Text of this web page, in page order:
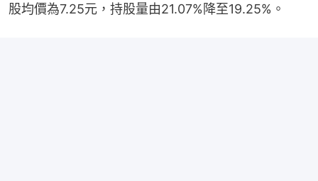
股均價為7.25元，持股量由21.07%降至19.25%。